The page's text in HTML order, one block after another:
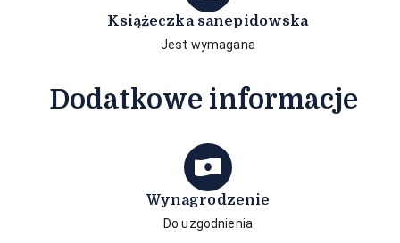
Książeczka sanepidowska
Jest wymagana
Dodatkowe informacje
Wynagrodzenie
Do uzgodnienia